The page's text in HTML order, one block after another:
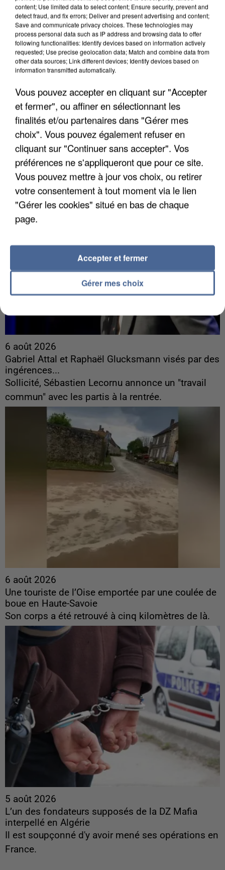
7 août 2026
Un second cadre de la DZ Mafia interpellé en
Algérie
Un cofondateur du réseau avait été interpellé
quelques jours plus tôt.
6 août 2026
Gabriel Attal et Raphaël Glucksmann visés par des
ingérences...
Sollicité, Sébastien Lecornu annonce un "travail
commun" avec les partis à la rentrée.
6 août 2026
Une touriste de l’Oise emportée par une coulée de
boue en Haute-Savoie
Son corps a été retrouvé à cinq kilomètres de là.
5 août 2026
L’un des fondateurs supposés de la DZ Mafia
interpellé en Algérie
Il est soupçonné d'y avoir mené ses opérations en
France.
content; Use limited data to select content; Ensure security, prevent and
detect fraud, and fix errors; Deliver and present advertising and content;
Save and communicate privacy choices. These technologies may
process personal data such as IP address and browsing data to offer
following functionalities: Identify devices based on information actively
requested; Use precise geolocation data; Match and combine data from
other data sources; Link different devices; Identify devices based on
information transmitted automatically.
Vous pouvez accepter en cliquant sur "Accepter
et fermer", ou affiner en sélectionnant les
finalités et/ou partenaires dans "Gérer mes
choix". Vous pouvez également refuser en
cliquant sur "Continuer sans accepter". Vos
préférences ne s'appliqueront que pour ce site.
Vous pouvez mettre à jour vos choix, ou retirer
votre consentement à tout moment via le lien
"Gérer les cookies" situé en bas de chaque
page.
Gérer mes choix
Accepter et fermer